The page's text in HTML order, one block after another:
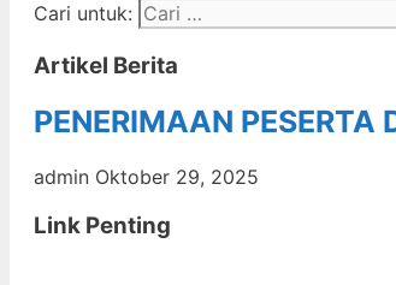
Cari untuk:
Artikel Berita
PENERIMAAN
admin Oktober 29, 2025
Link Penting